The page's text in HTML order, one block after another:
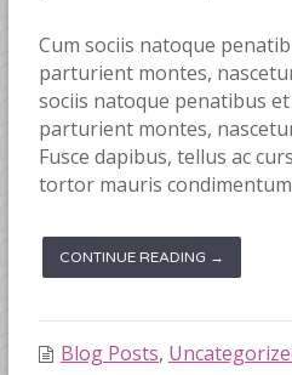
Cum sociis natoque
parturient montes,
sociis natoque penatibus
parturient montes,
Fusce dapibus, tellus ac
tortor mauris condimentum
CONTINUE READING →
Blog Posts,